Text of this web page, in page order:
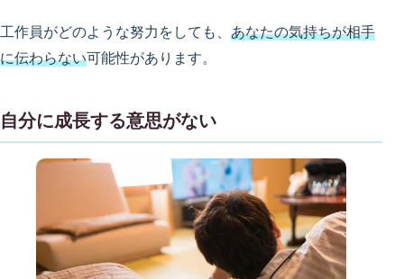
工作員がどのような努力をしても、 あなたの気持ちが相手
に伝わらない可能性があります。
自分に成長する意思がない